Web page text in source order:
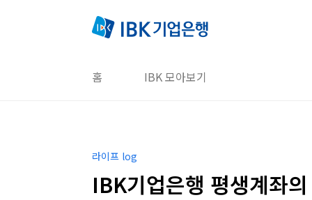
홈 IBK 모아보기
라이프 log
IBK기업은행 평생계좌